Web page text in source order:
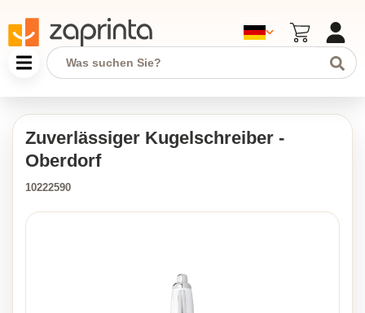
Zuverlässiger Kugelschreiber -
Oberdorf
10222590